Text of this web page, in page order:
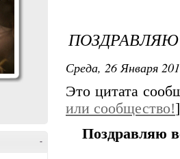
-
Среда, 26 Января
Это цитата
или сообщество!]
Поздравляю